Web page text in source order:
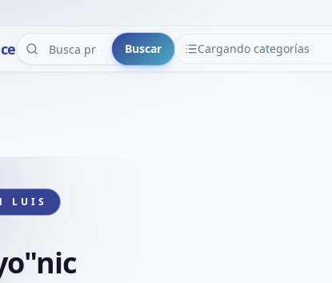
Buscar Cargando categorías
CATEGORÍAS
LUIS